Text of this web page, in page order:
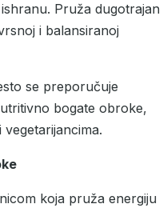
Pruža dugotrajan
i balansiranoj
se preporučuje
bogate obroke,
koja pruža energiju